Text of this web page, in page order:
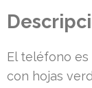
El teléfono
con hojas